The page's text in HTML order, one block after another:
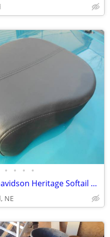
• • • •
2009-2017 Harley Davidson Heritage Softail Rear Passenger Seat
NE